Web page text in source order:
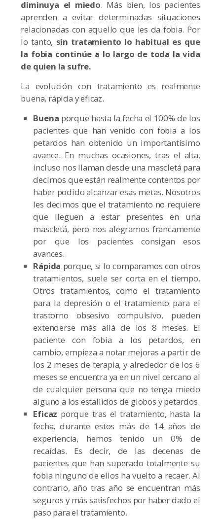
diminuya el miedo. Más bien, los pacientes
aprenden a evitar determinadas situaciones
relacionadas con aquello que les da fobia. Por
lo tanto, sin tratamiento lo habitual es que
la fobia continúe a lo largo de toda la vida
de quien la sufre.
La evolución con tratamiento es realmente
buena, rápida y eficaz.
Buena porque hasta la fecha el 100% de los
pacientes que han venido con fobia a los
petardos han obtenido un importantísimo
avance. En muchas ocasiones, tras el alta,
incluso nos llaman desde una mascletá para
decirnos que están realmente contentos por
haber podido alcanzar esas metas. Nosotros
les decimos que el tratamiento no requiere
que lleguen a estar presentes en una
mascletá, pero nos alegramos francamente
por que los pacientes consigan esos
avances.
Rápida porque, si lo comparamos con otros
tratamientos, suele ser corta en el tiempo.
Otros tratamientos, como el tratamiento
para la depresión o el tratamiento para el
trastorno obsesivo compulsivo, pueden
extenderse más allá de los 8 meses. El
paciente con fobia a los petardos, en
cambio, empieza a notar mejoras a partir de
los 2 meses de terapia, y alrededor de los 6
meses se encuentra ya en un nivel cercano al
de cualquier persona que no tenga miedo
alguno a los estallidos de globos y petardos.
Eficaz porque tras el tratamiento, hasta la
fecha, durante estos más de 14 años de
experiencia, hemos tenido un 0% de
recaídas. Es decir, de las decenas de
pacientes que han superado totalmente su
fobia ninguno de ellos ha vuelto a recaer. Al
contrario, año tras año se encuentran más
seguros y más satisfechos por haber dado el
paso para el tratamiento.